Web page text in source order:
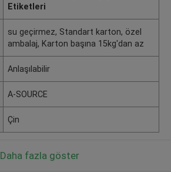
Etiketleri
su geçirmez, Standart karton, özel
ambalaj, Karton başına 15kg'dan az
Anlaşılabilir
A-SOURCE
Çin
Daha fazla göster